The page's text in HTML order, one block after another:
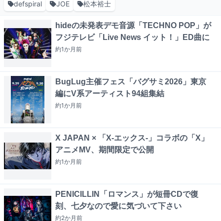
defspiral JOE 松本裕士
hideの未発表デモ音源「TECHNO POP」が
フジテレビ「Live News イット！」ED曲に
約1か月前
BugLug主催フェス「バグサミ2026」東京
編にV系アーティスト94組集結
約1か月前
X JAPAN × 「X-エックス-」コラボの「X」
アニメMV、期間限定で公開
約1か月前
PENICILLIN「ロマンス」が短冊CDで復
刻、七夕なので愛に気づいて下さい
約2か月前